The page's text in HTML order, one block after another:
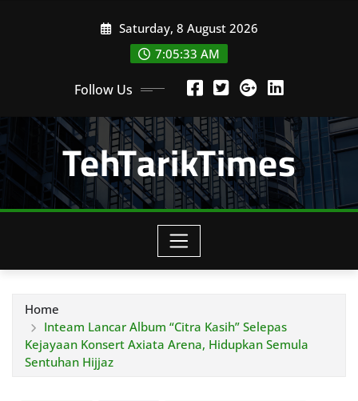
Saturday, 8 August 2026
7:05:34 AM
Follow Us
TehTarikTimes
Home
Inteam Lancar Album “Citra Kasih” Selepas
Kejayaan Konsert Axiata Arena, Hidupkan Semula
Sentuhan Hijjaz